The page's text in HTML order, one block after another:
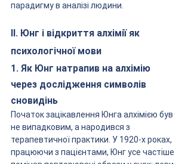
парадигму в аналізі людини.
II. Юнг і відкриття алхімії як
психологічної мови
1. Як Юнг натрапив на алхімію
через дослідження символів
сновидінь
Початок зацікавлення Юнга алхімією був
не випадковим, а народився з
терапевтичної практики. У 1920-х роках,
працюючи з пацієнтами, Юнг усе частіше